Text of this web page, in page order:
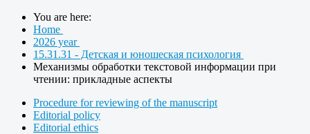
You are here:
Home
2026 year
15.31.31 - Детская и юношеская психология
Механизмы обработки текстовой информации при
чтении: прикладные аспекты
Procedure for reviewing of the manuscript
Editorial policy
Editorial ethics